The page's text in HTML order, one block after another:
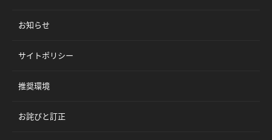
お知らせ
サイトポリシー
推奨環境
お詫びと訂正